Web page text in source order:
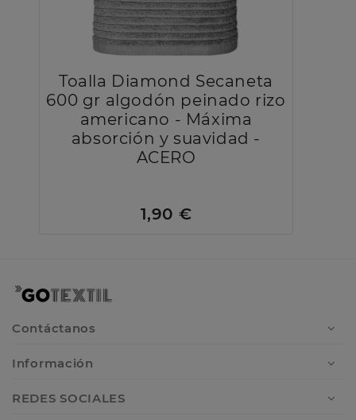
Toalla Diamond Secaneta
600 gr algodón peinado rizo
americano - Máxima
absorción y suavidad -
ACERO
1,90 €
Contáctanos
Información
REDES SOCIALES